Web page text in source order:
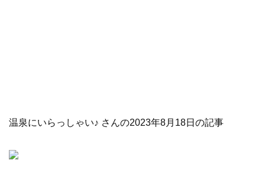
温泉にいらっしゃい♪ さんの2023年8月18日の記事